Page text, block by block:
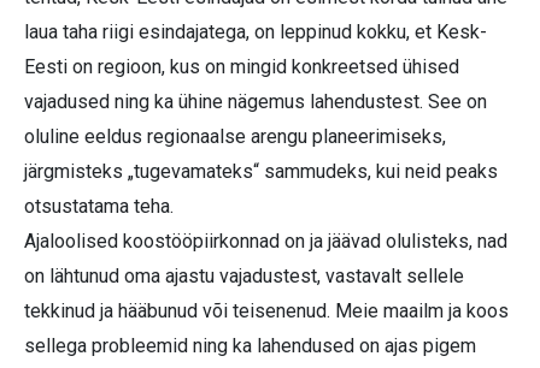
laua taha riigi esindajatega, on leppinud kokku, et Kesk-
Eesti on regioon, kus on mingid konkreetsed ühised
vajadused ning ka ühine nägemus lahendustest. See on
oluline eeldus regionaalse arengu planeerimiseks,
järgmisteks „tugevamateks“ sammudeks, kui neid peaks
otsustatama teha.
Ajaloolised koostööpiirkonnad on ja jäävad olulisteks, nad
on lähtunud oma ajastu vajadustest, vastavalt sellele
tekkinud ja hääbunud või teisenenud. Meie maailm ja koos
sellega probleemid ning ka lahendused on ajas pigem